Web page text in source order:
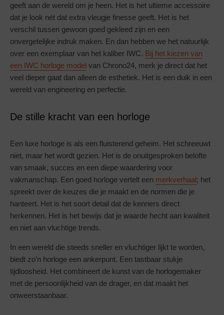
geeft aan de wereld om je heen. Het is het ultieme accessoire
dat je look nét dat extra vleugje finesse geeft. Het is het
verschil tussen gewoon goed gekleed zijn en een
onvergetelijke indruk maken. En dan hebben we het natuurlijk
over een exemplaar van het kaliber IWC. Bij het kiezen van
een IWC horloge model van Chrono24, merk je direct dat het
veel dieper gaat dan alleen de esthetiek. Het is een duik in een
wereld van engineering en perfectie.
De stille kracht van een horloge
Een luxe horloge is als een fluisterend geheim. Het schreeuwt
niet, maar het wordt gezien. Het is de onuitgesproken belofte
van smaak, succes en een diepe waardering voor
vakmanschap. Een goed horloge vertelt een merkverhaal; het
spreekt over de keuzes die je maakt en de normen die je
hanteert. Het is het soort detail dat de kenners direct
herkennen. Het is het bewijs dat je waarde hecht aan kwaliteit
en niet aan vluchtige trends.
In een wereld die steeds sneller en vluchtiger lijkt te worden,
biedt zo’n horloge een ankerpunt. Een tastbaar stukje
tijdloosheid. Het combineert de kunst van de horlogemaker
met de persoonlijkheid van de drager, en dat maakt het
onweerstaanbaar.